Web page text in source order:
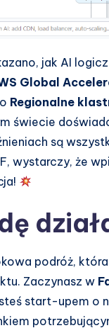
jak AI
Global
Regionalne
świecie
są
wystarczy, że
podróż,
Zaczynasz w
start-upem o